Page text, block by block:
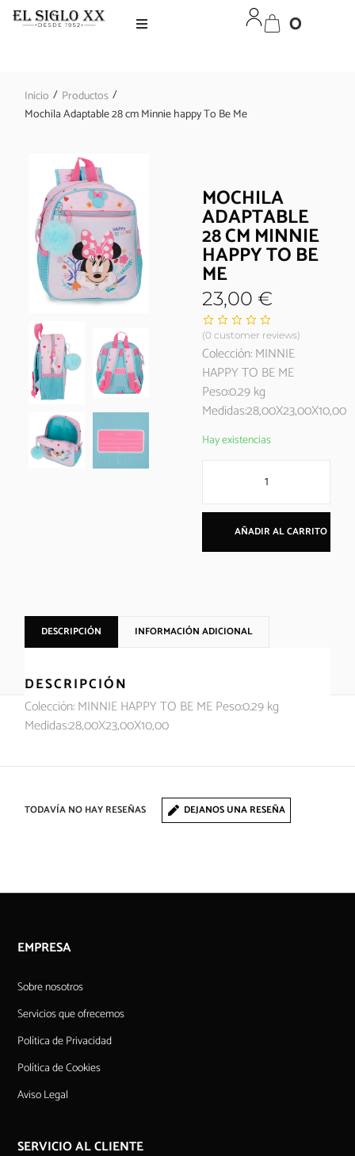
0
Inicio / Productos /
Mochila Adaptable 28 cm Minnie happy To Be Me
MOCHILA
ADAPTABLE
28 CM MINNIE
HAPPY TO BE
ME
23,00€
(0 customer reviews)
Colección: MINNIE
HAPPY TO BE ME
Peso:0.29 kg
Medidas:28,00X23,00X10,00
Hay existencias
AÑADIR AL CARRITO
DESCRIPCIÓN INFORMACIÓN ADICIONAL
DESCRIPCIÓN
Colección: MINNIE HAPPY TO BE ME Peso:0.29 kg
Medidas:28,00X23,00X10,00
TODAVÍA NO HAY RESEÑAS DEJANOS UNA RESEÑA
EMPRESA
Sobre nosotros
Servicios que ofrecemos
Política de Privacidad
Política de Cookies
Aviso Legal
SERVICIO AL CLIENTE